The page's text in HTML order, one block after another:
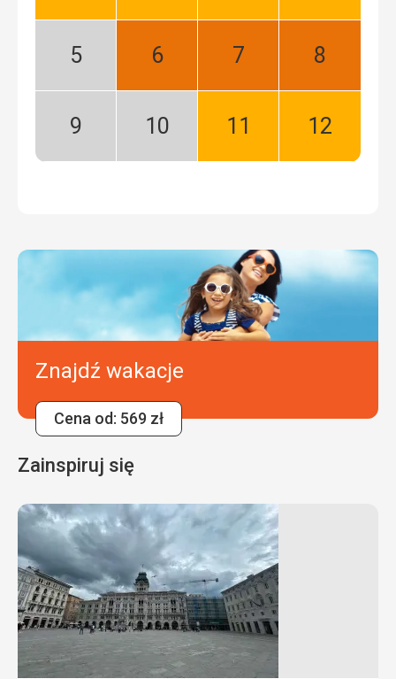
Maj:
Czerwiec:
Lipiec:
Sierpień:
Wrzesień:
Październik:
Listopad:
Grudzień:
Znajdź wakacje
Cena od: 569 zł
Zainspiruj się